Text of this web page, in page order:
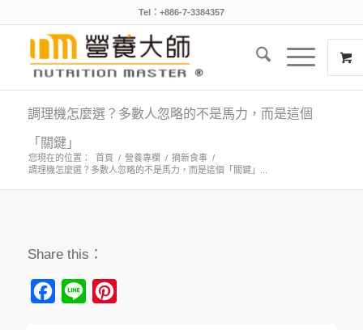
Tel：+886-7-3384357
調理機怎麼選？多數人忽略的不是馬力，而是這個
「關鍵」
您現在的位置： 首頁 / 營養專欄 / 摘新食事 /
調理機怎麼選？多數人忽略的不是馬力，而是這個「關鍵」...
Share this：
Facebook
Line